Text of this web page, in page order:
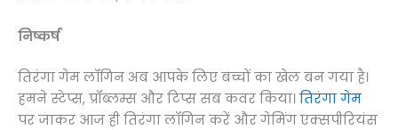
निष्कर्ष
तिरंगा गेम लॉगिन अब आपके लिए बच्चों का खेल बन गया है।
हमने स्टेप्स, प्रॉब्लम्स और टिप्स सब कवर किया। तिरंगा गेम
पर जाकर आज ही तिरंगा लॉगिन करें और गेमिंग एक्सपीरियंस